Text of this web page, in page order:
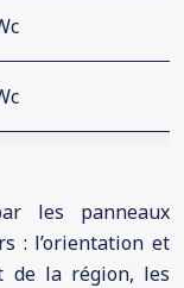
les panneaux
: l’orientation et
de la région, les